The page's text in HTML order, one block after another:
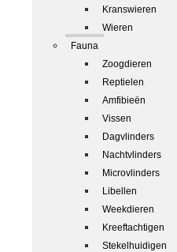
Kranswieren
Wieren
Fauna
Zoogdieren
Reptielen
Amfibieën
Vissen
Dagvlinders
Nachtvlinders
Microvlinders
Libellen
Weekdieren
Kreeftachtigen
Stekelhuidigen